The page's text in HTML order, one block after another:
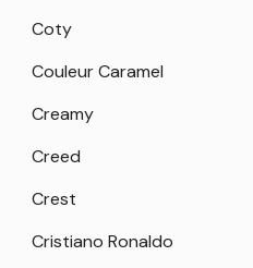
Coty
Couleur Caramel
Creamy
Creed
Crest
Cristiano Ronaldo